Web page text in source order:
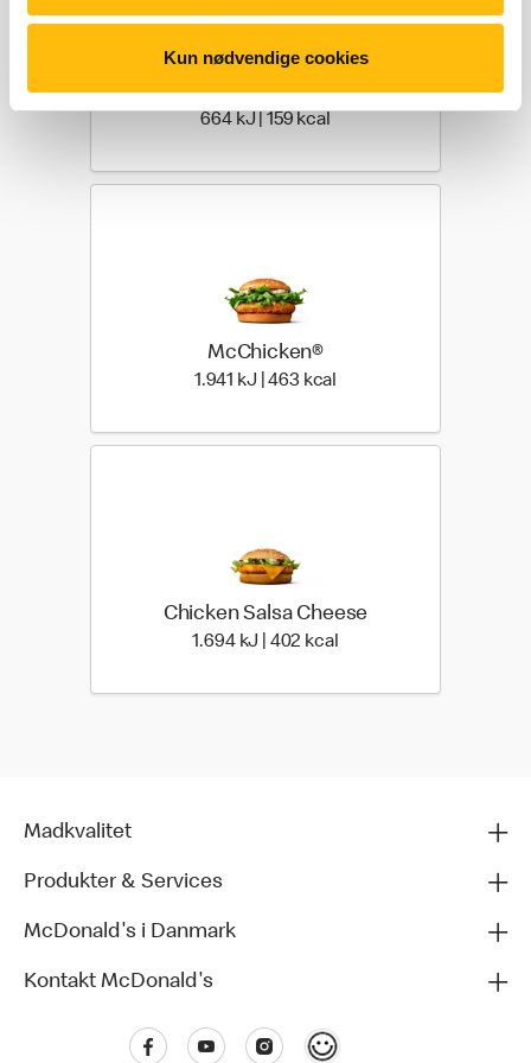
Kun nødvendige cookies
Chili Cheese Tops
664 kJ | 159 kcal
McChicken®
1.941 kJ | 463 kcal
Chicken Salsa Cheese
1.694 kJ | 402 kcal
Madkvalitet
Produkter & Services
McDonald's i Danmark
Kontakt McDonald's